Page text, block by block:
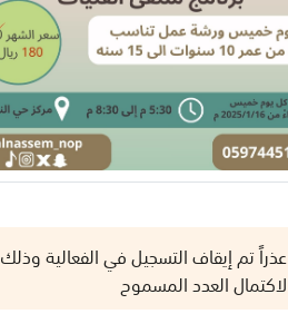
عذراً تم إيقاف التسجيل في الفعالية وذلك
لاكتمال العدد المسموح